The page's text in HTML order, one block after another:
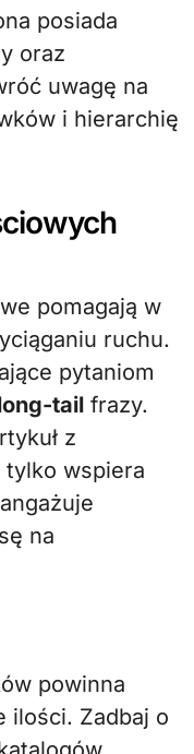
posiada
oraz
uwagę na
i hierarchię
pomagają w
ruchu.
pytaniom
tail frazy.
z
wspiera
na
powinna
ilości. Zadbaj o